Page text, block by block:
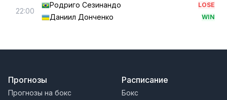
22:00
Родриго Сезинандо LOSE
Даниил Донченко WIN
Прогнозы
Прогнозы на бокс
Расписание
Бокс